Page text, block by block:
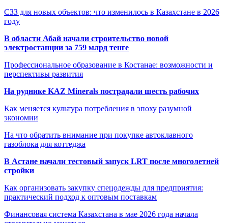
СЗЗ для новых объектов: что изменилось в Казахстане в 2026
году
В области Абай начали строительство новой
электростанции за 759 млрд тенге
Профессиональное образование в Костанае: возможности и
перспективы развития
На руднике KAZ Minerals пострадали шесть рабочих
Как меняется культура потребления в эпоху разумной
экономии
На что обратить внимание при покупке автоклавного
газоблока для коттеджа
В Астане начали тестовый запуск LRT после многолетней
стройки
Как организовать закупку спецодежды для предприятия:
практический подход к оптовым поставкам
Финансовая система Казахстана в мае 2026 года начала